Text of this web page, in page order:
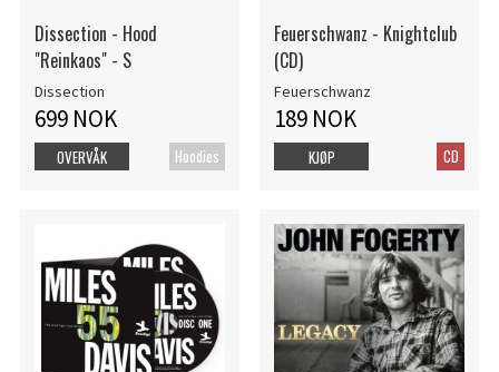
Dissection - Hood
"Reinkaos" - S
Dissection
699 NOK
Hoodies
OVERVÅK
Feuerschwanz - Knightclub
(CD)
Feuerschwanz
189 NOK
CD
KJØP